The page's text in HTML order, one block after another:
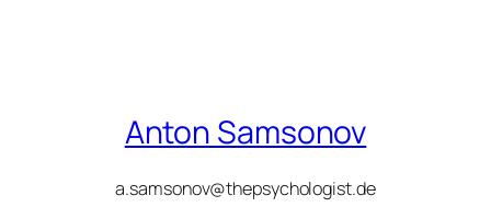
Anton Samsonov
a.samsonov@thepsychologist.de